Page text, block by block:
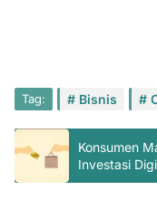
Tag: Bisnis
Konsumen
Investasi